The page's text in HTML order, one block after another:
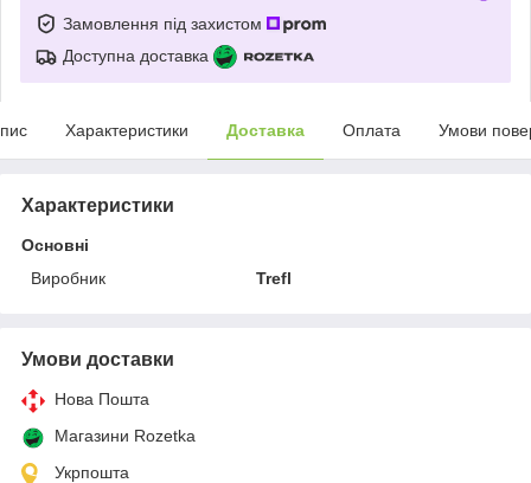
Замовлення під захистом
Доступна доставка
Характеристики Доставка Оплата Умови
Характеристики
Основні
Виробник
Trefl
Умови доставки
Нова Пошта
Магазини Rozetka
Укрпошта